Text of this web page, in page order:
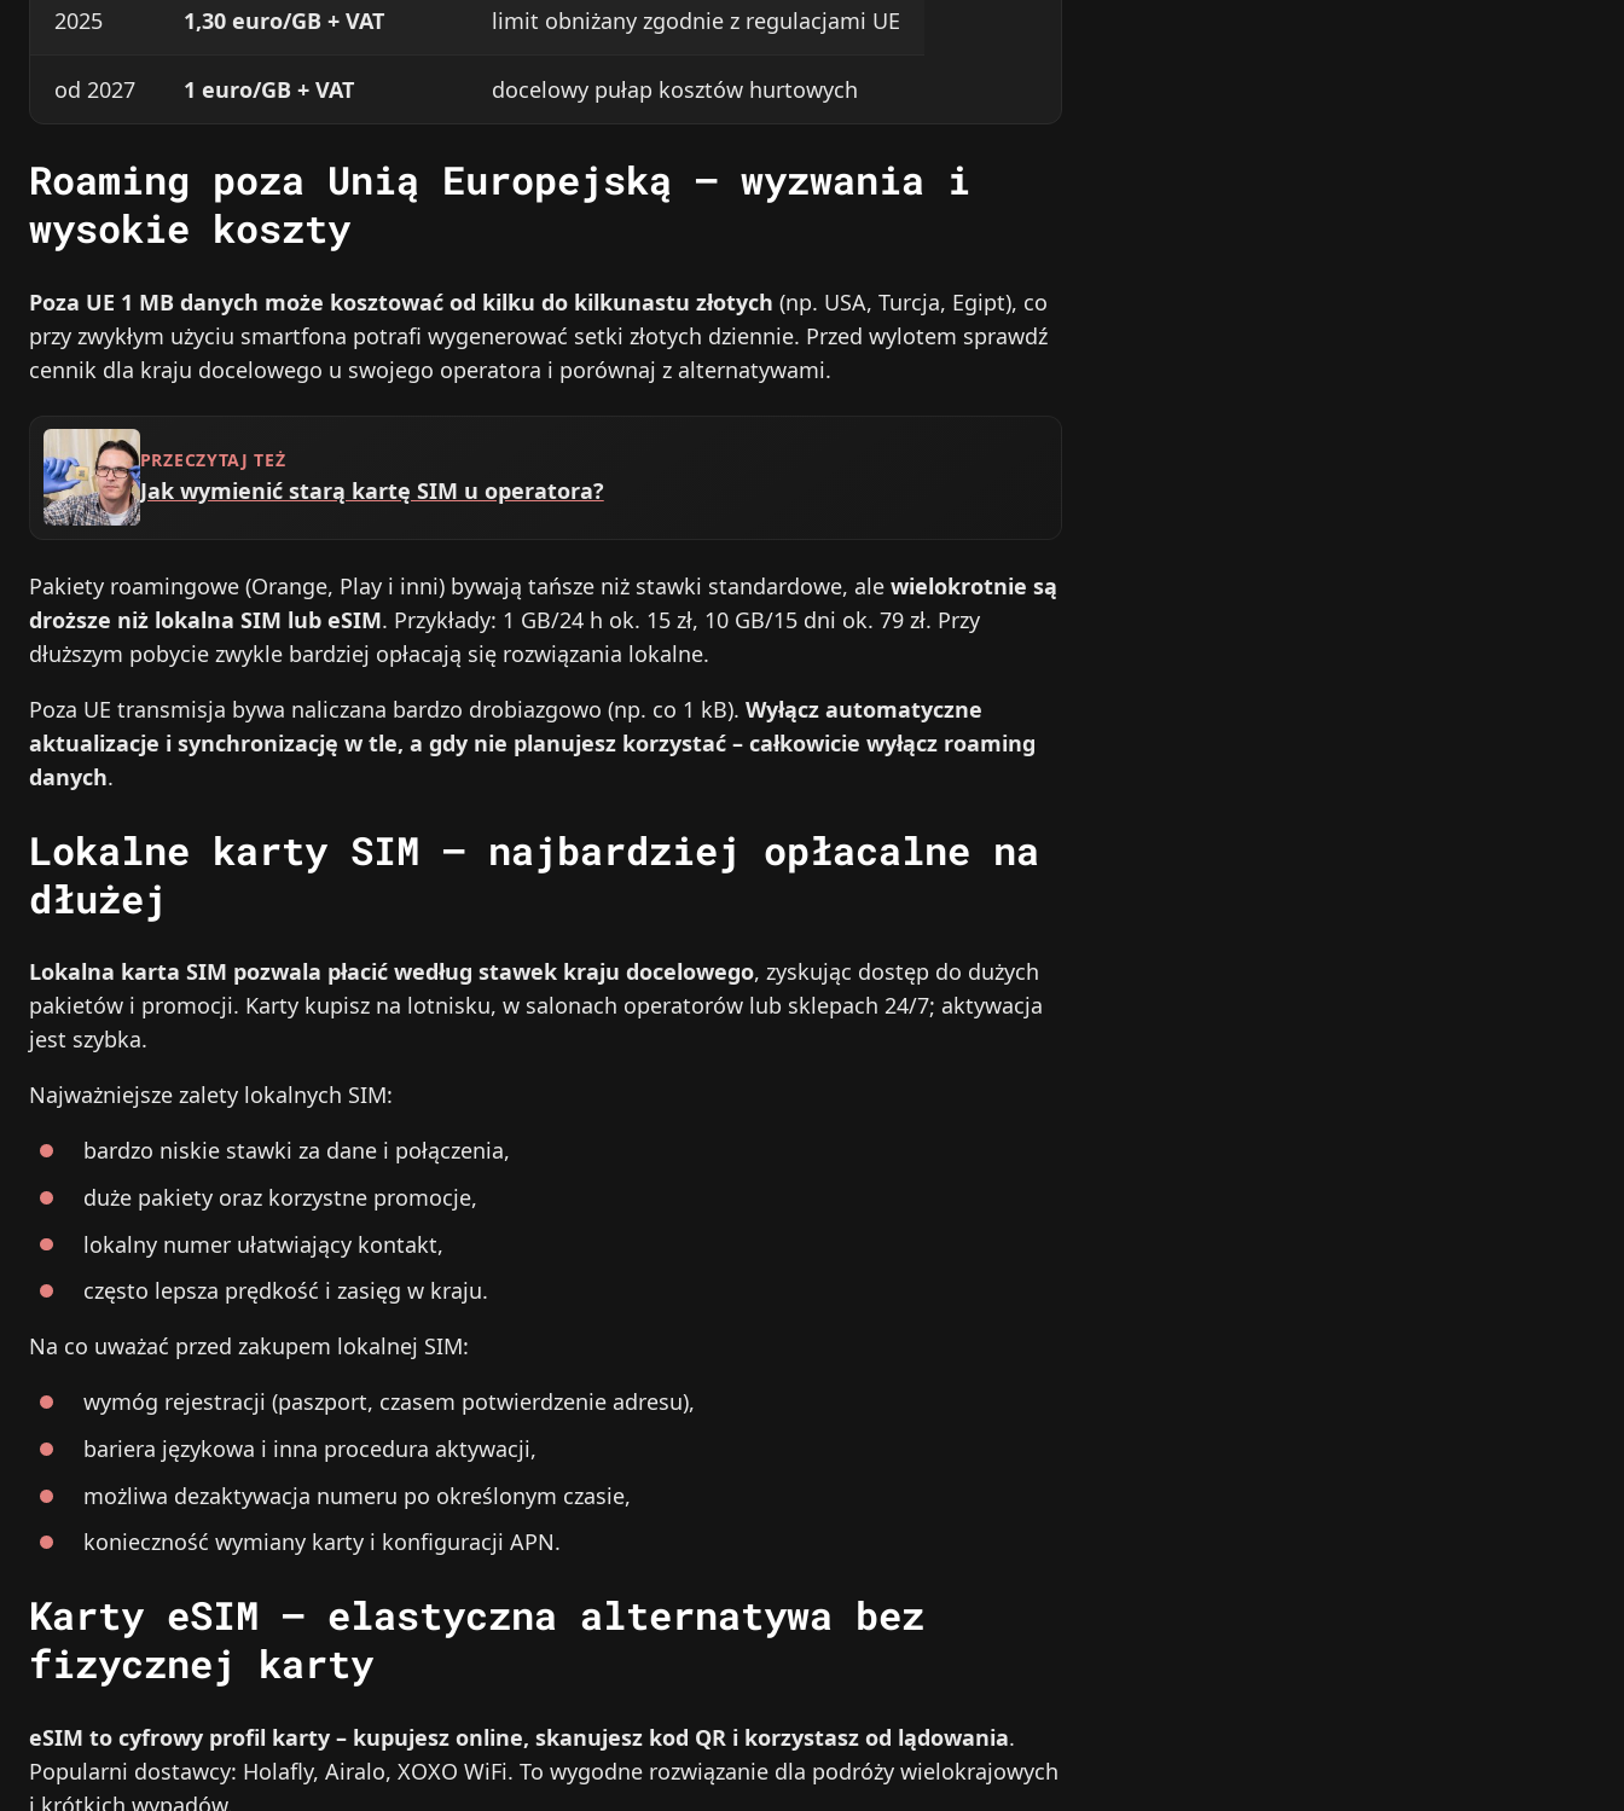
2025
1,30 euro/GB + VAT limit obniżany zgodnie z regulacjami UE
od 2027 1 euro/GB + VAT docelowy pułap kosztów hurtowych
Roaming poza Unią Europejską – wyzwania i
wysokie koszty
Poza UE 1 MB danych może kosztować od kilku do kilkunastu złotych (np. USA, Turcja, Egipt), co
przy zwykłym użyciu smartfona potrafi wygenerować setki złotych dziennie. Przed wylotem sprawdź
cennik dla kraju docelowego u swojego operatora i porównaj z alternatywami.
PRZECZYTAJ TEŻ
Jak wymienić starą kartę SIM u operatora?
Pakiety roamingowe (Orange, Play i inni) bywają tańsze niż stawki standardowe, ale wielokrotnie są
droższe niż lokalna SIM lub eSIM. Przykłady: 1 GB/24 h ok. 15 zł, 10 GB/15 dni ok. 79 zł. Przy
dłuższym pobycie zwykle bardziej opłacają się rozwiązania lokalne.
Poza UE transmisja bywa naliczana bardzo drobiazgowo (np. co 1 kB). Wyłącz automatyczne
aktualizacje i synchronizację w tle, a gdy nie planujesz korzystać – całkowicie wyłącz roaming
danych.
Lokalne karty SIM – najbardziej opłacalne na
dłużej
Lokalna karta SIM pozwala płacić według stawek kraju docelowego, zyskując dostęp do dużych
pakietów i promocji. Karty kupisz na lotnisku, w salonach operatorów lub sklepach 24/7; aktywacja
jest szybka.
Najważniejsze zalety lokalnych SIM:
bardzo niskie stawki za dane i połączenia,
duże pakiety oraz korzystne promocje,
lokalny numer ułatwiający kontakt,
często lepsza prędkość i zasięg w kraju.
Na co uważać przed zakupem lokalnej SIM:
wymóg rejestracji (paszport, czasem potwierdzenie adresu),
bariera językowa i inna procedura aktywacji,
możliwa dezaktywacja numeru po określonym czasie,
konieczność wymiany karty i konfiguracji APN.
Karty eSIM – elastyczna alternatywa bez
fizycznej karty
eSIM to cyfrowy profil karty – kupujesz online, skanujesz kod QR i korzystasz od lądowania.
Popularni dostawcy: Holafly, Airalo, XOXO WiFi. To wygodne rozwiązanie dla podróży wielokrajowych
i krótkich wypadów.